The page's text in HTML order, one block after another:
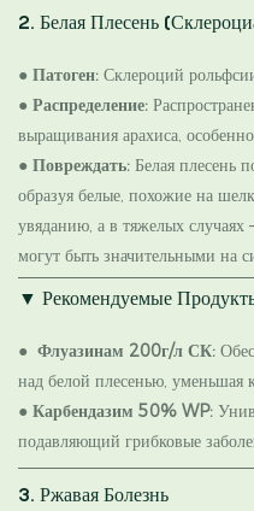
2. Белая Плесень
● Патоген: Склероций
● Распределение:
выращивания арахиса,
● Повреждать: Белая плесень
образуя белые, похожие на
увяданию, а в тяжелых случаях
могут быть значительными на
▼ Рекомендуемые
● Флуазинам 200г/л СК:
над белой плесенью, уменьшая
● Карбендазим 50% WP:
подавляющий грибковые
3. Ржавая Болезнь